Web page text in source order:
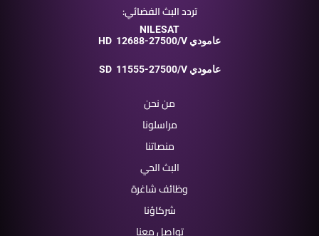
تردد البث الفضائي:
NILESAT
HD
12688-27500/V عامودي
SD 11555-27500/V عامودي
من نحن
مراسلونا
منصاتنا
البث الحي
وظائف شاغرة
شركاؤنا
تواصل معنا